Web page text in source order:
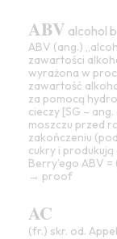
ABV alcohol
ABV (ang.)
zawartości
wyrażona w
zawartość
za pomocą
cieczy [SG –
moszczu przed
zakończeniu
cukry i produkują
Berry’ego ABV
→ proof
AC
(fr.) skr. od.